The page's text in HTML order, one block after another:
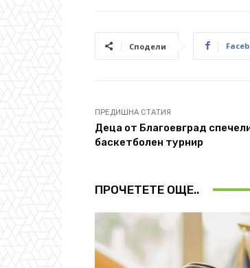
Сподели
ПРЕДИШНА СТАТИЯ
Деца от Благоевград
баскетболен турнир
ПРОЧЕТЕТЕ ОЩЕ..